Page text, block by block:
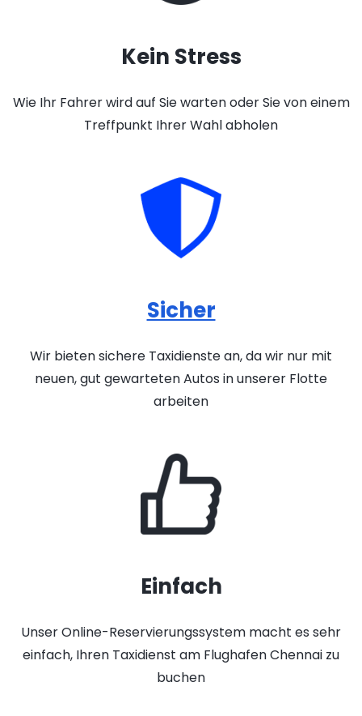
Kein Stress
Wie Ihr Fahrer wird auf Sie warten oder Sie von einem
Treffpunkt Ihrer Wahl abholen
Sicher
Wir bieten sichere Taxidienste an, da wir nur mit
neuen, gut gewarteten Autos in unserer Flotte
arbeiten
Einfach
Unser Online-Reservierungssystem macht es sehr
einfach, Ihren Taxidienst am Flughafen Chennai zu
buchen